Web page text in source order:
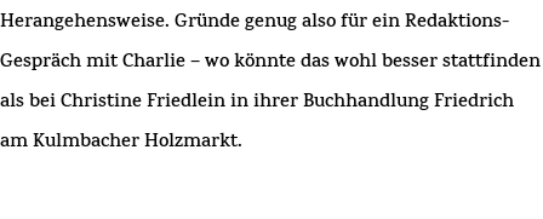
Herangehensweise. Gründe genug also für ein Redaktions-
Gespräch mit Charlie – wo könnte das wohl besser stattfinden
als bei Christine Friedlein in ihrerBuchhandlung Friedrich
am Kulmbacher Holzmarkt.